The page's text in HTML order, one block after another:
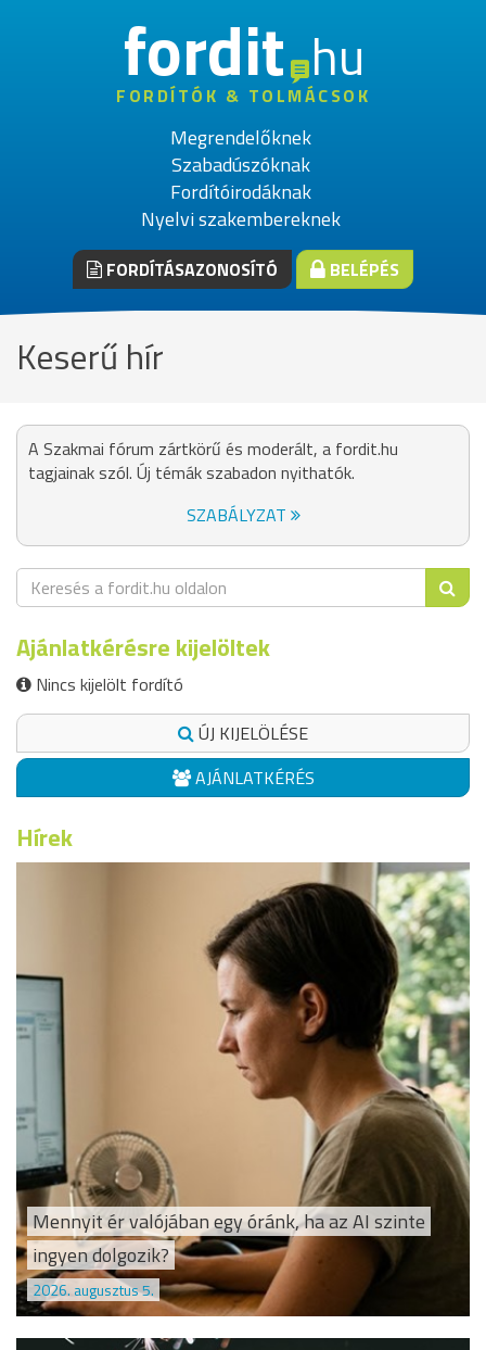
fordithu
FORDÍTÓK & TOLMÁCSOK
Megrendelőknek
Szabadúszóknak
Fordítóirodáknak
Nyelvi szakembereknek
FORDÍTÁSAZONOSÍTÓ BELÉPÉS
Keserű hír
A Szakmai fórum zártkörű és moderált, a fordit.hu
tagjainak szól. Új témák szabadon nyithatók.
SZABÁLYZAT
Ajánlatkérésre kijelöltek
Nincs kijelölt fordító
ÚJ KIJELÖLÉSE
AJÁNLATKÉRÉS
Hírek
Mennyit ér valójában egy óránk, ha az AI szinte
ingyen dolgozik?
2026. augusztus 5.